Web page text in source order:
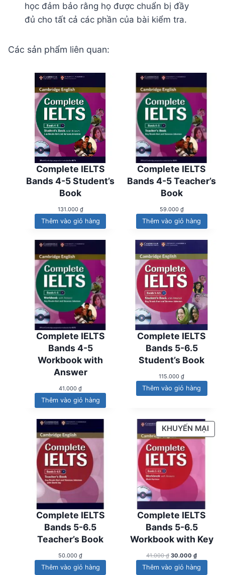
học đảm bảo rằng họ được chuẩn bị đầy
đủ cho tất cả các phần của bài kiểm tra.
Các sản phẩm liên quan:
Complete IELTS
Bands 4-5 Student’s
Book
131.000 ₫
Thêm vào giỏ hàng
Complete IELTS
Bands 4-5 Teacher’s
Book
59.000 ₫
Thêm vào giỏ hàng
Complete IELTS
Bands 4-5
Workbook with
Answer
41.000₫
Thêm vào giỏ hàng
Complete IELTS
Bands 5-6.5
Student’s Book
115.000₫
Thêm vào giỏ hàng
Complete IELTS
Bands 5-6.5
Teacher’s Book
50.000₫
Thêm vào giỏ hàng
KHUYẾN MẠIS
Ả
G
Complete IELTS
Bands 5-6.5
Workbook with Key
41.000₫G
30.000₫G
á
Thêm vào giỏ hàng